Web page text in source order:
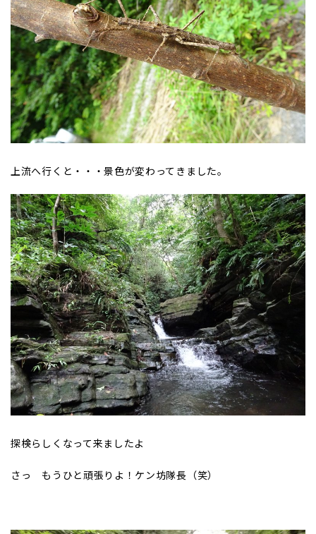
上流へ行くと・・・景色が変わってきました。
探検らしくなって来ましたよ
さっ もうひと頑張りよ！ケン坊隊長（笑）